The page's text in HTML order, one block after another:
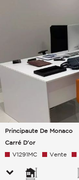
Principaute De Monaco
Carré D'or
V1291MC Vente